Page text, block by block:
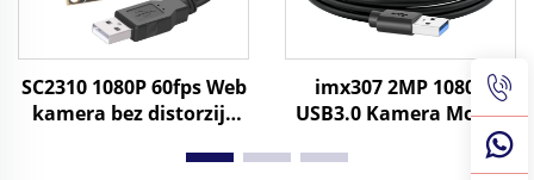
SC2310 1080P 60fps Web
kamera bez distorzije
upravljačkog programa
imx307 2MP 1080P
USB3.0 Kamera Modul
Visoka Brzina 60fps
MJPG/YUY2 Type-C Port